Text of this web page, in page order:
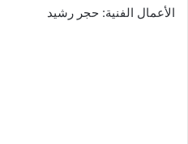
الأعمال الفنية: حجر رشيد